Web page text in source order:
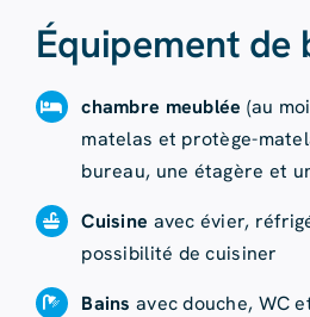
Équipement de
chambre meublée (au
matelas et protège-
bureau, une étagère et
Cuisine avec évier,
possibilité de cuisiner
Bains avec douche, WC